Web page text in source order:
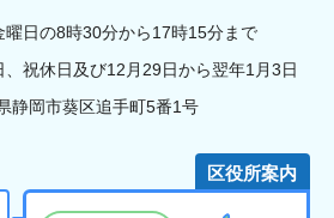
曜日の8時30分から17時15分まで
祝休日及び12月29日から翌年1月3日
岡市葵区追手町5番1号
区役所案内